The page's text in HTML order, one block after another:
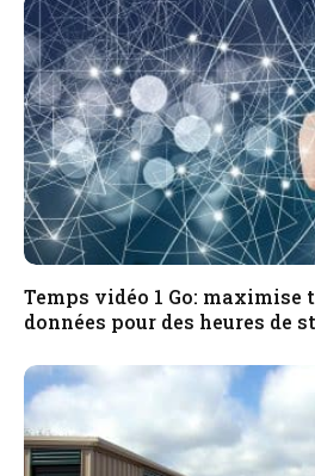
Temps vidéo 1 Go: maximise
données pour des heures de